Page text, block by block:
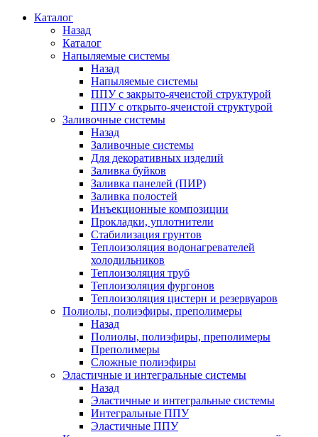
Каталог
Назад
Каталог
Напыляемые системы
Назад
Напыляемые системы
ППУ с закрыто-ячеистой структурой
ППУ с открыто-ячеистой структурой
Заливочные системы
Назад
Заливочные системы
Для декоративных изделий
Заливка буйков
Заливка панелей (ПИР)
Заливка полостей
Инъекционные композиции
Прокладки, уплотнители
Стабилизация грунтов
Теплоизоляция водонагревателей
холодильников
Теплоизоляция труб
Теплоизоляция фургонов
Теплоизоляция цистерн и резервуаров
Полиолы, полиэфиры, преполимеры
Назад
Полиолы, полиэфиры, преполимеры
Преполимеры
Сложные полиэфиры
Эластичные и интегральные системы
Назад
Эластичные и интегральные системы
Интегральные ППУ
Эластичные ППУ